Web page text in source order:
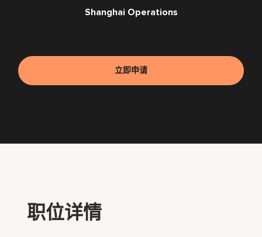
Shanghai Operations
立即申请
职位详情